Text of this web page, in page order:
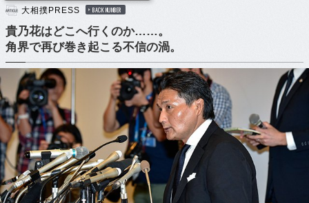
大相撲PRESS BACK NUMBER
貴乃花はどこへ行くのか……。
角界で再び巻き起こる不信の渦。